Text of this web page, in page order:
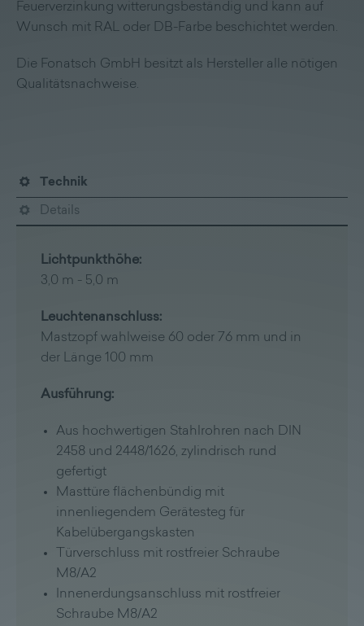
Feuerverzinkung witterungsbeständig und kann auf
Wunsch mit RAL oder DB-Farbe beschichtet werden.
Die Fonatsch GmbH besitzt als Hersteller alle nötigen
Qualitätsnachweise.
Technik
Details
Lichtpunkthöhe:
3,0 m - 5,0 m
Leuchtenanschluss:
Mastzopf wahlweise 60 oder 76 mm und in
der Länge 100 mm
Ausführung:
Aus hochwertigen Stahlrohren nach DIN
2458 und 2448/1626, zylindrisch rund
gefertigt
Masttüre flächenbündig mit
innenliegendem Gerätesteg für
Kabelübergangskasten
Türverschluss mit rostfreier Schraube
M8/A2
Innenerdungsanschluss mit rostfreier
Schraube M8/A2